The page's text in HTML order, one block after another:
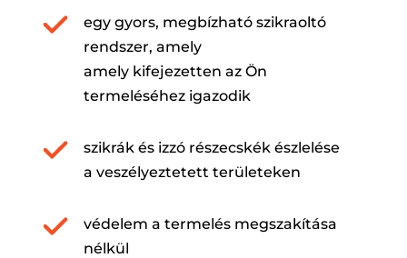
egy gyors, megbízható szikraoltó
rendszer, amely
amely kifejezetten az Ön
termeléséhez igazodik
szikrák és izzó részecskék észlelése
a veszélyeztetett területeken
védelem a termelés megszakítása
nélkül